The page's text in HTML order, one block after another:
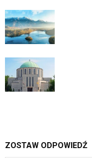
ZOSTAW ODPOWIEDŹ